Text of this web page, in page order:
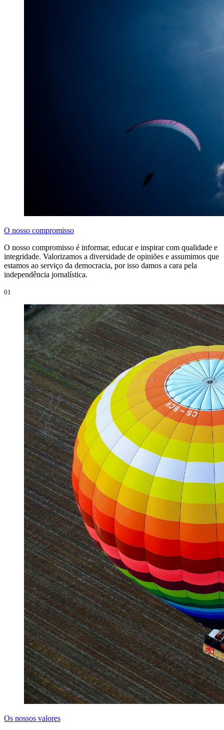
O nosso compromisso
O nosso compromisso é informar, educar e inspirar com qualidade e
integridade. Valorizamos a diversidade de opiniões e assumimos que
estamos ao serviço da democracia, por isso damos a cara pela
independência jornalística.
01
Os nossos valores